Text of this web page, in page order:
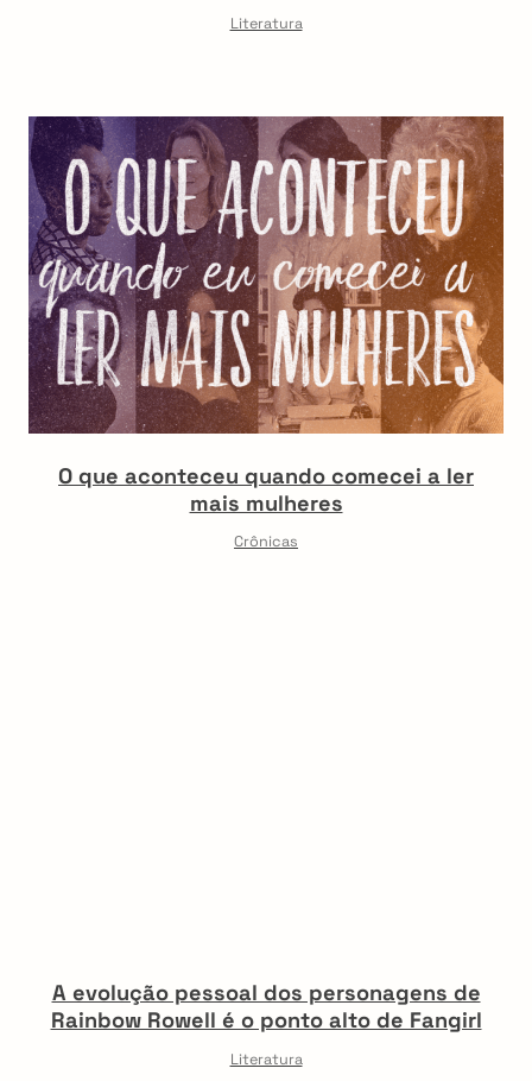
Literatura
O que aconteceu quando comecei a ler
mais mulheres
Crônicas
A evolução pessoal dos personagens de
Rainbow Rowell é o ponto alto de Fangirl
Literatura